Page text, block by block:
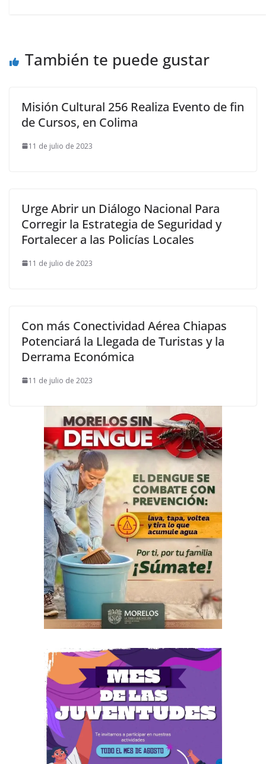
También te puede gustar
Misión Cultural 256 Realiza Evento de fin
de Cursos, en Colima
11 de julio de 2023
Urge Abrir un Diálogo Nacional Para
Corregir la Estrategia de Seguridad y
Fortalecer a las Policías Locales
11 de julio de 2023
Con más Conectividad Aérea Chiapas
Potenciará la Llegada de Turistas y la
Derrama Económica
11 de julio de 2023